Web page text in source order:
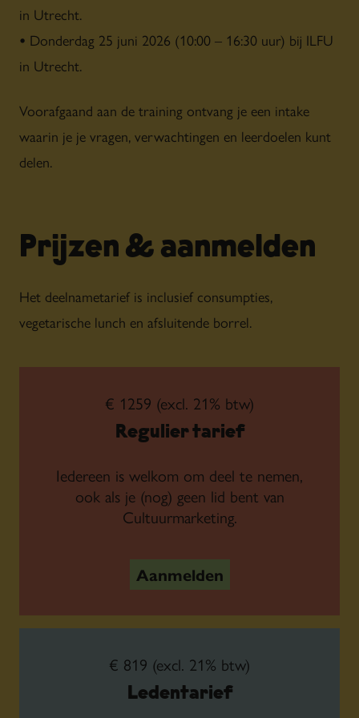
tentoonstelling Dacia - Rijk
in Utrecht.
• Donderdag 25 juni 2026 (10:00 – 16:30 uur) bij ILFU
in Utrecht.
Voorafgaand aan de training ontvang je een intake
waarin je je vragen, verwachtingen en leerdoelen kunt
delen.
Prijzen & aanmelden
Het deelnametarief is inclusief consumpties,
vegetarische lunch en afsluitende borrel.
€ 1259 (excl. 21% btw)
Regulier tarief
Iedereen is welkom om deel te nemen,
ook als je (nog) geen lid bent van
Cultuurmarketing.
Aanmelden
€ 819 (excl. 21% btw)
Ledentarief